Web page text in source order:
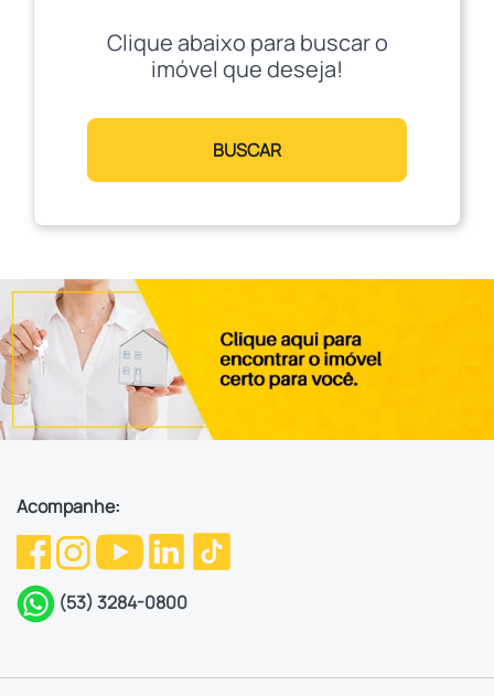
Clique abaixo para buscar o
imóvel que deseja!
BUSCAR
Acompanhe:
(53) 3284-0800